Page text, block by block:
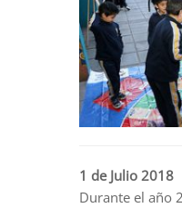
1 de Julio 2018
Durante el año